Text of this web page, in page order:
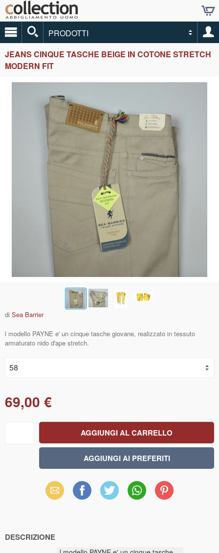
PRODOTTI
JEANS CINQUE TASCHE BEIGE IN COTONE STRETCH
MODERN FIT
di Sea Barrier
l modello PAYNE e' un cinque tasche giovane, realizzato in tessuto
armaturato nido d'ape stretch.
69,00 €
Email Facebook X WhatsAppPinterest
DESCRIZIONE